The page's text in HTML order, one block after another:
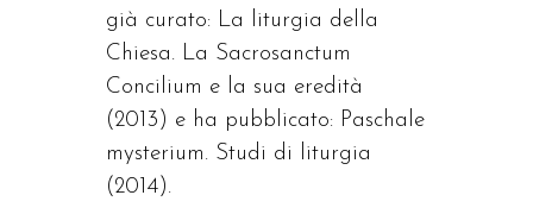
già curato: La liturgia della
Chiesa. La Sacrosanctum
Concilium e la sua eredità
(2013) e ha pubblicato: Paschale
mysterium. Studi di liturgia
(2014).